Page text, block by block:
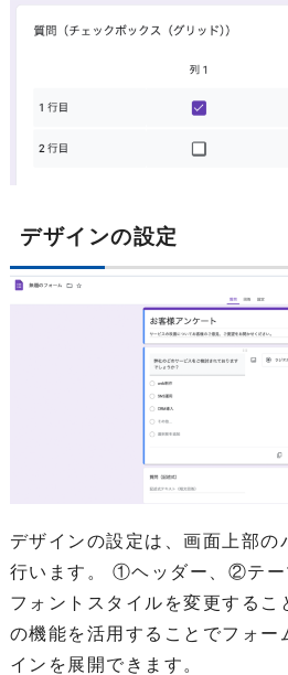
デザインの設定
デザインの設定は、画面上部の
行います。 ①ヘッダー、②テ
フォントスタイルを変更するこ
の機能を活用することでフォー
インを展開できます。